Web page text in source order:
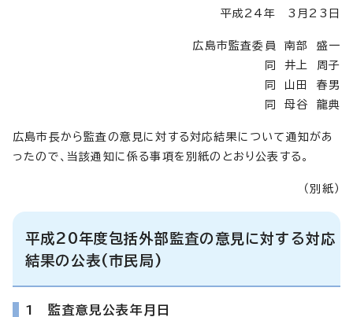
平成24年 3月23日
広島市監査委員 南部 盛一
同 井上 周子
同 山田 春男
同 母谷 龍典
広島市長から監査の意見に対する対応結果について通知があ
ったので、当該通知に係る事項を別紙のとおり公表する。
（別紙）
平成20年度包括外部監査の意見に対する対応
結果の公表(市民局)
1 監査意見公表年月日